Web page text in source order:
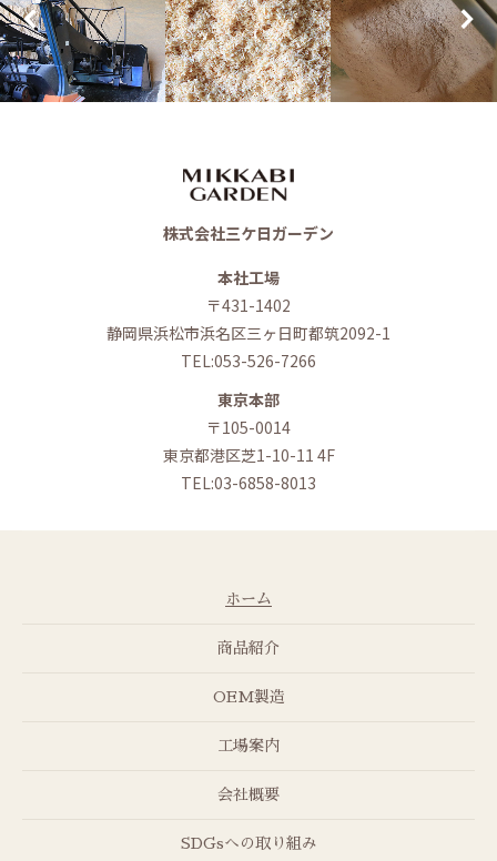
株式会社三ケ日ガーデン
本社工場
〒431-1402
静岡県浜松市浜名区三ヶ日町都筑2092-1
TEL:053-526-7266
東京本部
〒105-0014
東京都港区芝1-10-11 4F
TEL:03-6858-8013
ホーム
商品紹介
OEM製造
工場案内
会社概要
SDGsへの取り組み